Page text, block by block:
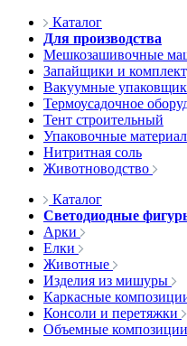
Каталог
Для производства
Мешкозашивочные
Запайщики и
Вакуумные
Термоусадочное
Тент строительный
Упаковочные
Нитритная соль
Животноводство
Каталог
Светодиодные
Арки
Елки
Животные
Изделия из мишуры
Каркасные
Консоли и перетяжки
Объемные композиции